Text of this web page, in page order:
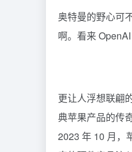
奥特曼的野心可
啊。看来
更让人浮想联翩
典苹果产品的传
2023 年 10 月，